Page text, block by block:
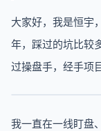
大家好，我是恒宇
年，踩过的坑比较
过操盘手，经手项
我一直在一线盯盘